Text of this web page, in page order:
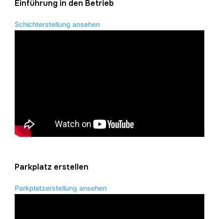
Einführung in den Betrieb
Schichterstellung ansehen
Parkplatz erstellen
Parkplatzerstellung ansehen